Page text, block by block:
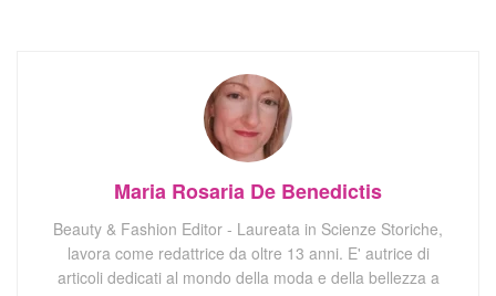
Maria Rosaria De Benedictis
Beauty & Fashion Editor - Laureata in Scienze Storiche,
lavora come redattrice da oltre 13 anni. E' autrice di
articoli dedicati al mondo della moda e della bellezza a